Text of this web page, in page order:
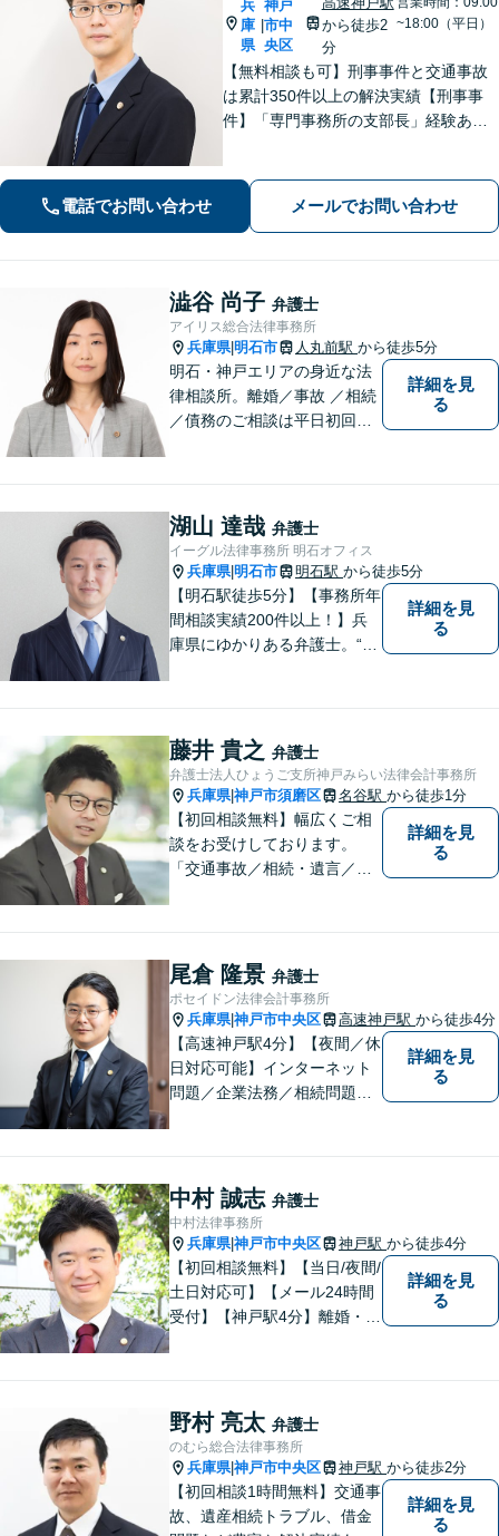
兵
庫
県
神戸
市中
央区
から徒歩2
分
~18:00（平日）
【無料相談も可】刑事事件と交通事故
は累計350件以上の解決実績【刑事事
件】「専門事務所の支部長」経験あ
額した事例、示談金が5倍以上に増額し
た事例など多数【神戸駅3分】
電話でお問い合わせ メールでお問い合わせ
澁谷 尚子 弁護士
アイリス総合法律事務所
兵庫県|明石市 人丸前駅 から徒歩5分
明石・神戸エリアの身近な法
律相談所。離婚／事故 ／相続
／債務のご相談は平日初回３
詳細を見
る
湖山 達哉 弁護士
イーグル法律事務所 明石オフィス
兵庫県|明石市 明石駅 から徒歩5分
【明石駅徒歩5分】【事務所年
間相談実績200件以上！】兵
庫県にゆかりある弁護士。“プ
題にも迅速に対応いたしま
す。【初回無料相談】
詳細を見
る
藤井 貴之 弁護士
弁護士法人ひょうご支所神戸みらい法律会計事務所
兵庫県|神戸市須磨区 名谷駅 から徒歩1分
【初回相談無料】幅広くご相
談をお受けしております。
「交通事故／相続・遺言／離
い。公認会計士試験合格者。
【夜間・休日相談可能（要予
約）】【弁護士歴10年以上】
詳細を見
る
尾倉 隆景 弁護士
ポセイドン法律会計事務所
兵庫県|神戸市中央区 高速神戸駅 から徒歩4分
【高速神戸駅4分】【夜間／休
日対応可能】インターネット
問題／企業法務／相続問題／
詳細を見
る
中村 誠志 弁護士
中村法律事務所
兵庫県|神戸市中央区 神戸駅 から徒歩4分
【初回相談無料】【当日/夜間/
土日対応可】【メール24時間
受付】【神戸駅4分】離婚・男
目指します。どんなささいな
事でも、お気軽にご相談くだ
さい。
詳細を見
る
野村 亮太 弁護士
のむら総合法律事務所
兵庫県|神戸市中央区 神戸駅 から徒歩2分
【初回相談1時間無料】交通事
故、遺産相続トラブル、借金
詳細を見
る